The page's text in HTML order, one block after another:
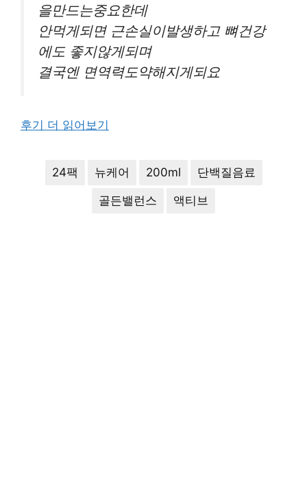
을만드는중요한데
안먹게되면 근손실이발생하고 뼈건강
에도 좋지않게되며
결국엔 면역력도약해지게되요
후기 더 읽어보기
24팩 뉴케어 200ml 단백질음료
골든밸런스 액티브